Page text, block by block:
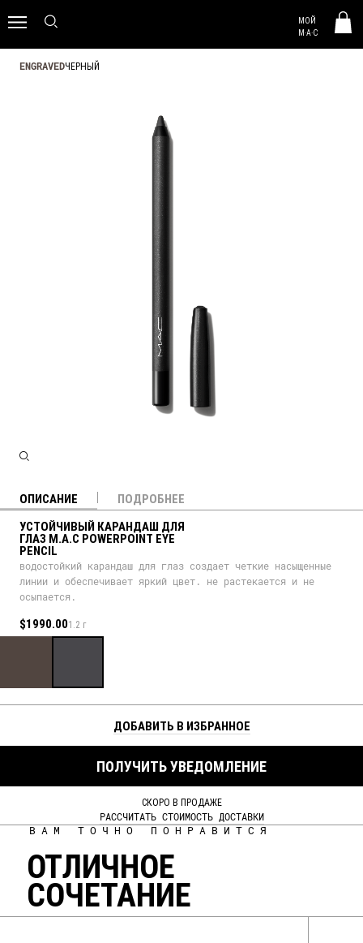
МОЙ
M·A·C
ENGRAVEDЧЕРНЫЙ
ОПИСАНИЕ
ПОДРОБНЕЕ
УСТОЙЧИВЫЙ КАРАНДАШ ДЛЯ
ГЛАЗ M.A.C POWERPOINT EYE
PENCIL
водостойкий карандаш для глаз создает четкие насыщенные
линии и обеспечивает яркий цвет. не растекается и не
осыпается.
$1990.001.2 г
ДОБАВИТЬ В ИЗБРАННОЕ
ПОЛУЧИТЬ УВЕДОМЛЕНИЕ
СКОРО В ПРОДАЖЕ
РАССЧИТАТЬ СТОИМОСТЬ ДОСТАВКИ
ВАМ ТОЧНО ПОНРАВИТСЯ
ОТЛИЧНОЕ
СОЧЕТАНИЕ